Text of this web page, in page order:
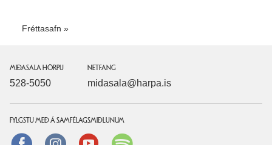
Fréttasafn
MIÐASALA HÖRPU
528-5050
NETFANG
midasala@harpa.is
FYLGSTU MEÐ Á SAMFÉLAGSMIÐLUNUM
FacebookinstagramYoutube